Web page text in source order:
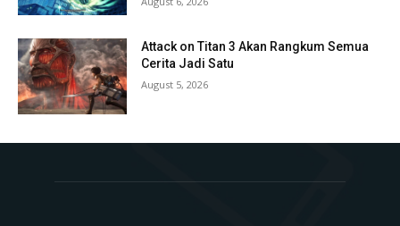
Attack on Titan 3 Akan Rangkum Semua
Cerita Jadi Satu
August 5, 2026